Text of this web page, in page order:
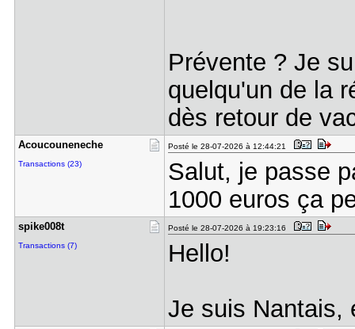
Prévente ? Je
quelqu'un de la
dès retour de
Acoucounen​eche
Transactions (23)
Posté le 28-07-2026 à 12:44:21
Salut, je passe
1000 euros ça
spike008t
Transactions (7)
Posté le 28-07-2026 à 19:23:16
Hello!
Je suis Nantais,